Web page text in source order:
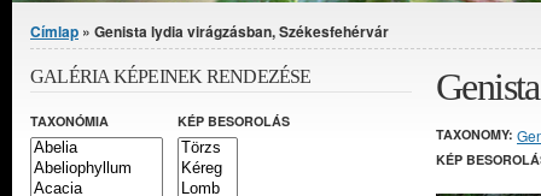
Jelenlegi hely
Címlap » Genista lydia virágzásban, Székesfehérvár
TAXONOMY:
KÉP
GALÉRIA KÉPEINEK RENDEZÉSE
TAXONÓMIA KÉP BESOROLÁS